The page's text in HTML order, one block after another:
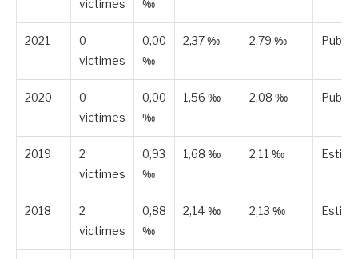
victimes
‰
2021
0
victimes
0,00
‰
2,37 ‰ 2,79 ‰
2020
0
victimes
0,00
‰
1,56 ‰ 2,08 ‰
2019
2
victimes
0,93
‰
1,68 ‰ 2,11 ‰
2018
2
victimes
0,88
‰
2,14 ‰ 2,13 ‰